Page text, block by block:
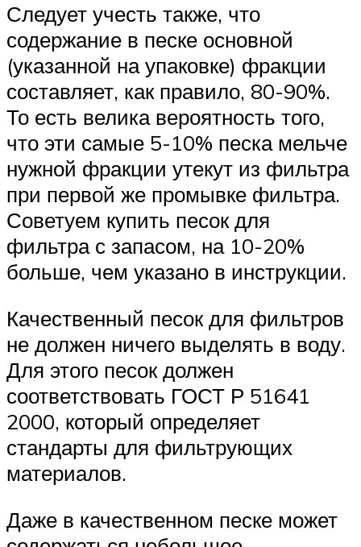
Следует учесть также, что
содержание в песке основной
(указанной на упаковке) фракции
составляет, как правило, 80-90%.
То есть велика вероятность того,
что эти самые 5-10% песка мельче
нужной фракции утекут из фильтра
при первой же промывке фильтра.
Советуем купить песок для
фильтра с запасом, на 10-20%
больше, чем указано в инструкции.
Качественный песок для фильтров
не должен ничего выделять в воду.
Для этого песок должен
соответствовать ГОСТ Р 51641
2000, который определяет
стандарты для фильтрующих
материалов.
Даже в качественном песке может